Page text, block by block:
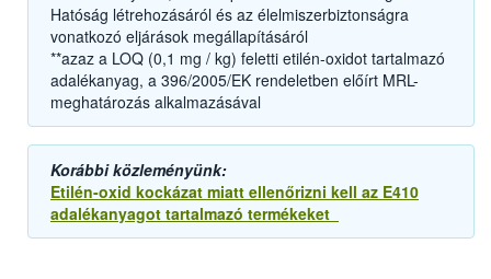
Hatóság létrehozásáról és az élelmiszerbiztonságra
vonatkozó eljárások megállapításáról
**azaz a LOQ (0,1 mg / kg) feletti etilén-oxidot tartalmazó
adalékanyag, a 396/2005/EK rendeletben előírt MRL-
meghatározás alkalmazásával
Korábbi közleményünk:
Etilén-oxid kockázat miatt ellenőrizni kell az E410
adalékanyagot tartalmazó termékeket